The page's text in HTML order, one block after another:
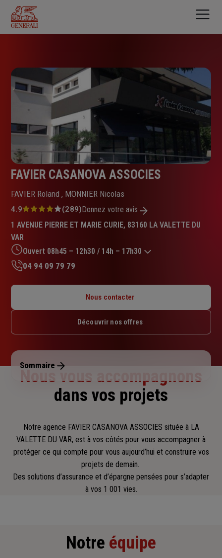
contenu
principal
FAVIER CASANOVA ASSOCIES
FAVIER Roland , MONNIER Nicolas
Note
4.9
sur
5
étoiles
4.9 (289)Donnez votre avis
1 AVENUE PIERRE ET MARIE CURIE, 83160 LA VALETTE DU
VAR
Ouvert 08h45 – 12h30 / 14h – 17h30
Mardi : 08h45 – 12h30 / 14h – 17h30
Jeudi : 08h45 – 12h30 / 14h – 17h30
Dimanche : Fermé
04 94 09 79 79
Nous contacter
Découvrir nos offres
Sommaire
Nous vous accompagnons
dans vos projets
Notre agence FAVIER CASANOVA ASSOCIES située à LA
VALETTE DU VAR, est à vos côtés pour vous accompagner à
protéger ce qui compte pour vous aujourd’hui et construire vos
projets de demain.
Des solutions d’assurance et d’épargne pensées pour s’adapter
à vos 1 001 vies.
Notre équipe